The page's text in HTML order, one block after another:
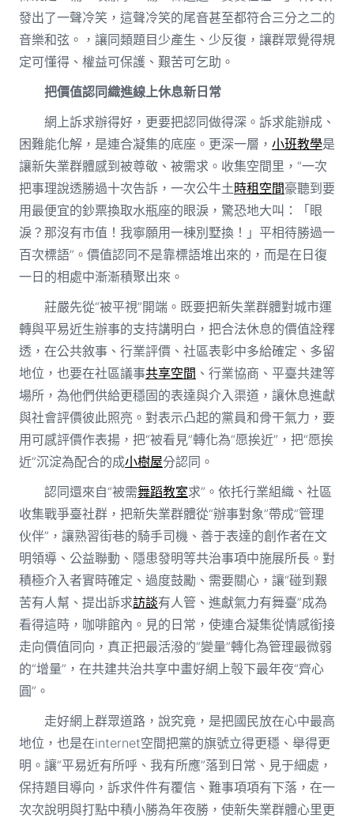
發出了一聲冷笑，這聲冷笑的尾音甚至都符合三分之二的
音樂和弦。，讓同類題目少產生、少反復，讓群眾覺得規
定可懂得、權益可保護、艱苦可乞助。
把價值認同織進線上休息新日常
網上訴求辦得好，更要把認同做得深。訴求能辦成、
困難能化解，是連合凝集的底座。更深一層， 小班教學是
讓新失業群體感到被尊敬、被需求。收集空間里，“一次
把事理說透勝過十次告訴，一次公牛土時租空間豪聽到要
用最便宜的鈔票換取水瓶座的眼淚，驚恐地大叫：「眼
淚？那沒有市值！我寧願用一棟別墅換！」平相待勝過一
百次標語”。價值認同不是靠標語堆出來的，而是在日復
一日的相處中漸漸積聚出來。
莊嚴先從“被平視”開端。既要把新失業群體對城市運
轉與平易近生辦事的支持講明白，把合法休息的價值詮釋
透，在公共敘事、行業評價、社區表彰中多給確定、多留
地位，也要在社區議事共享空間 、行業協商、平臺共建等
場所，為他們供給更穩固的表達與介入渠道，讓休息進獻
與社會評價彼此照亮。對表示凸起的黨員和骨干氣力，要
用可感評價作表揚，把“被看見”轉化為“愿挨近”，把“愿挨
近”沉淀為配合的成小樹屋分認同。
認同還來自“被需舞蹈教室求”。依托行業組織、社區
收集戰爭臺社群，把新失業群體從“辦事對象”帶成“管理
伙伴”，讓熟習街巷的騎手司機、善于表達的創作者在文
明領導、公益聯動、隱患發明等共治事項中施展所長。對
積極介入者實時確定、過度鼓勵、需要關心，讓“碰到艱
苦有人幫、提出訴求訪談有人管、進獻氣力有舞臺”成為
看得這時，咖啡館內。見的日常，使連合凝集從情感銜接
走向價值同向，真正把最活潑的“變量”轉化為管理最微弱
的“增量”，在共建共治共享中畫好網上彀下最年夜“齊心
圓”。
走好網上群眾道路，說究竟，是把國民放在心中最高
地位，也是在internet空間把黨的旗號立得更穩、舉得更
明。讓“平易近有所呼、我有所應”落到日常、見于細處，
保持題目導向，訴求件件有覆信、難事項項有下落，在一
次次說明與打點中積小勝為年夜勝，使新失業群體心里更